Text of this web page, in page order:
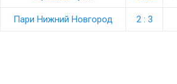
Пари Нижний Новгород 2 : 3